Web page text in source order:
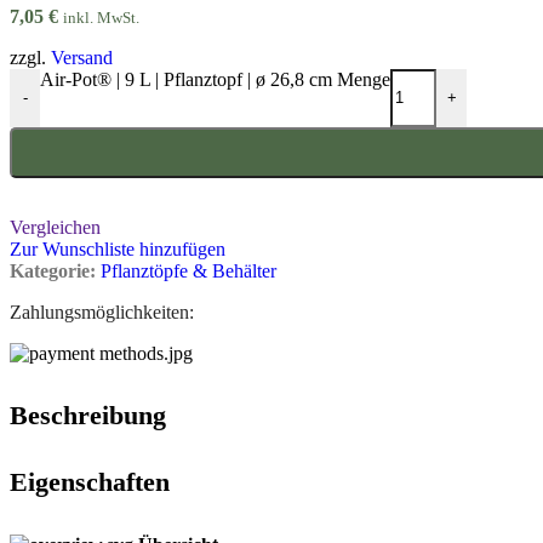
7,05 € inkl. MwSt.
zzgl. Versand
-
Air-Pot® | 9 L | Pflanztopf | ø 26,8 cm Menge
+
Vergleichen
Zur Wunschliste hinzufügen
Kategorie: Pflanztöpfe & Behälter
Zahlungsmöglichkeiten:
Beschreibung
Eigenschaften